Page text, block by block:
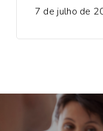
7 de julho de